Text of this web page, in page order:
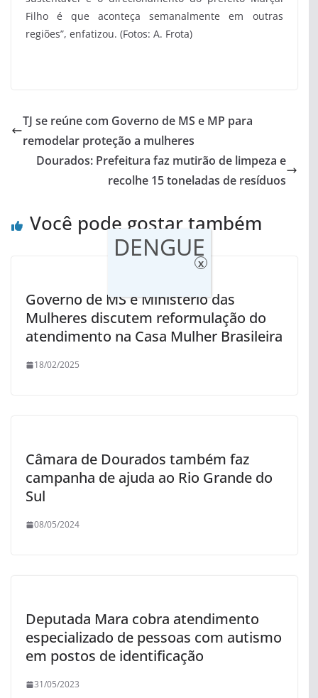
Filho é que aconteça semanalmente em outras
regiões”, enfatizou. (Fotos: A. Frota)
TJ se reúne com Governo de MS e MP para
remodelar proteção a mulheres
Dourados: Prefeitura faz mutirão de limpeza e
recolhe 15 toneladas de resíduos
Você pode gostar também
Governo de MS e Ministério das
Mulheres discutem reformulação do
atendimento na Casa Mulher Brasileira
18/02/2025
Câmara de Dourados também faz
campanha de ajuda ao Rio Grande do
Sul
08/05/2024
Deputada Mara cobra atendimento
especializado de pessoas com autismo
em postos de identificação
31/05/2023
DENGUE
x